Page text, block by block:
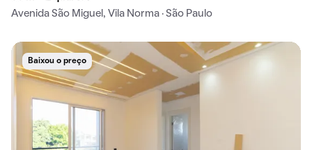
Avenida São Miguel, Vila Norma · São Paulo
Baixou o preço